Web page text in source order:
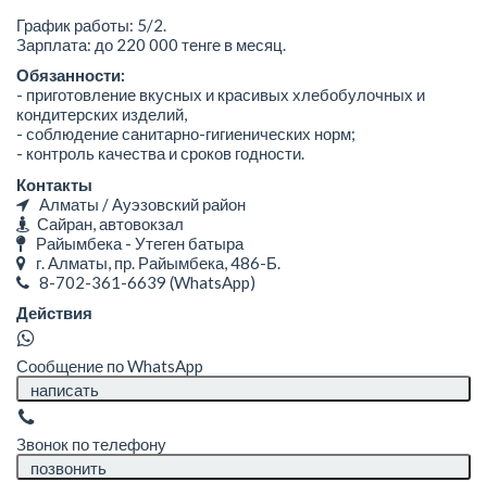
График работы: 5/2.
Зарплата: до 220 000 тенге в месяц.
Обязанности:
- приготовление вкусных и красивых хлебобулочных и
кондитерских изделий,
- соблюдение санитарно-гигиенических норм;
- контроль качества и сроков годности.
Контакты
Алматы / Ауэзовский район
Сайран, автовокзал
Райымбека - Утеген батыра
г. Алматы, пр. Райымбека, 486-Б.
8-702-361-6639 (WhatsApp)
Действия
Сообщение по WhatsApp
написать
Звонок по телефону
позвонить